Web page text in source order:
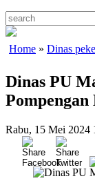
Home » Dinas
Dinas PU
Rabu, 15 Mei 2024